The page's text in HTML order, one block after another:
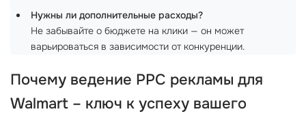
Нужны ли дополнительные расходы?
Не забывайте о бюджете на клики — он может
варьироваться в зависимости от конкуренции.
Почему ведение PPC рекламы для
Walmart – ключ к успеху вашего